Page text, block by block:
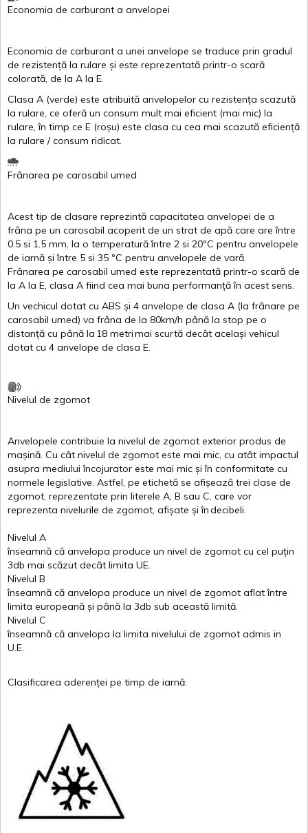
Economia de carburant a anvelopei
Economia de carburant a unei anvelope se traduce prin gradul
de rezistență la rulare și este reprezentată printr-o scară
colorată, de la A la E.
Clasa A (verde) este atribuită anvelopelor cu rezistența scazută
la rulare, ce oferă un consum mult mai eficient (mai mic) la
rulare,în timp ce E (roșu) este clasa cu cea mai scazută eficiență
la rulare /consum ridicat.
Frânarea pe carosabil umed
Acest tip de clasare reprezintă capacitatea anvelopei de a
frâna pe un carosabil acoperit de un strat de apă care areîntre
0.5 si 1.5 mm, la o temperatură între 2 si 20ºC pentru anvelopele
de iarnă și între 5 si 35 ºC pentru anvelopele de vară.
Frânarea pe carosabil umed este reprezentată printr-o scară de
la A la E, clasa A fiind cea mai buna performanță în acest sens.
Un vechicul dotat cu ABS și 4 anvelope de clasa A (la frânare pe
carosabil umed) va frâna de la 80km/h până la stop pe o
distanță cu până la 18 metrimai scurtă decât același vehicul
dotat cu 4 anvelope de clasa E.
Nivelul de zgomot
Anvelopele contribuie la nivelul de zgomot exterior produs de
mașină. Cu cât nivelul de zgomot este mai mic, cu atât impactul
asupra mediului încojurator este mai mic și în conformitate cu
normele legislative. Astfel, pe etichetă se afișează trei clase de
zgomot, reprezentate prin literele A, B sau C, care vor
reprezenta nivelurile de zgomot, afișate și îndecibeli.
Nivelul A
înseamnă că anvelopa produce un nivel de zgomot cu cel puțin
3db mai scăzut decât limita UE.
Nivelul B
înseamnă că anvelopa produce un nivel de zgomot aflat între
limita europeană și până la 3db sub această limită.
Nivelul C
înseamnă că anvelopa la limita nivelului de zgomot admis in
U.E.
Clasificarea aderenței pe timp de iarnă: